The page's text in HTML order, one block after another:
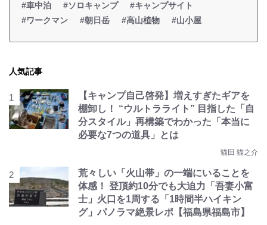
#車中泊
#ソロキャンプ
#キャンプサイト
#ワークマン
#朝日岳 #高山植物 #山小屋
人気記事
【キャンプ自己啓発】増えすぎたギアを
棚卸し！ “ウルトラライト” 目指した「自
分スタイル」再構築でわかった「本当に
必要な7つの道具」とは
猫田 猫之介
荒々しい「火山帯」の一端にいることを
体感！ 登頂約10分でも大迫力「吾妻小富
士」火口を1周する「1時間半ハイキン
グ」パノラマ絶景レポ【福島県福島市】